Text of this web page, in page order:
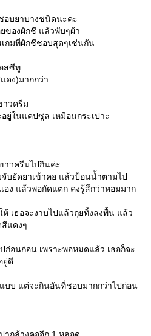
อบยาบางชนิดนะคะ
ของผักชี แล้วพับๆผ้า
เกมที่ผักชีชอบสุดๆเช่นกัน
สซีทู
ดง)มากกว่า
าวครีม
ยู่ในแคปซูล เหมือนกระเปาะ
าวครีมไปกินค่ะ
บยัดยาเข้าคอ แล้วป้อนน้ำตามไป
ง แล้วพอกัดแตก คงรู้สึกว่าหอมมาก
เธอจะงาบไปแล้วถุยทิ้งลงพื้น แล้ว
แดงๆ
ก่อนก่อน เพราะพอหมดแล้ว เธอก็จะ
ยู่ดี
บบ แต่จะกินอันที่ชอบมากกว่าไปก่อน
ากล้างคออีก 1 หลอด